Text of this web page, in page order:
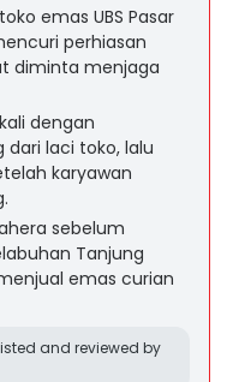
emas UBS Pasar
perhiasan
diminta menjaga
dengan
laci toko, lalu
karyawan
sebelum
Tanjung
emas curian
and reviewed by